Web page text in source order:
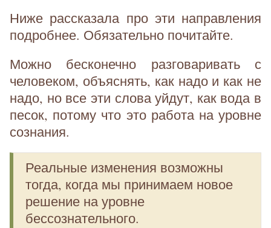
Ниже рассказала про эти направления
подробнее. Обязательно почитайте.
Можно бесконечно разговаривать с
человеком, объяснять, как надо и как не
надо, но все эти слова уйдут, как вода в
песок, потому что это работа на уровне
сознания.
Реальные изменения возможны
тогда, когда мы принимаем новое
решение на уровне
бессознательного.